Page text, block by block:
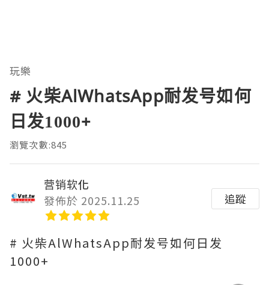
玩樂
# 火柴AlWhatsApp耐发号如何
日发1000+
瀏覽次數:845
营销软化
發佈於 2025.11.25
追蹤
# 火柴AlWhatsApp耐发号如何日发
1000+